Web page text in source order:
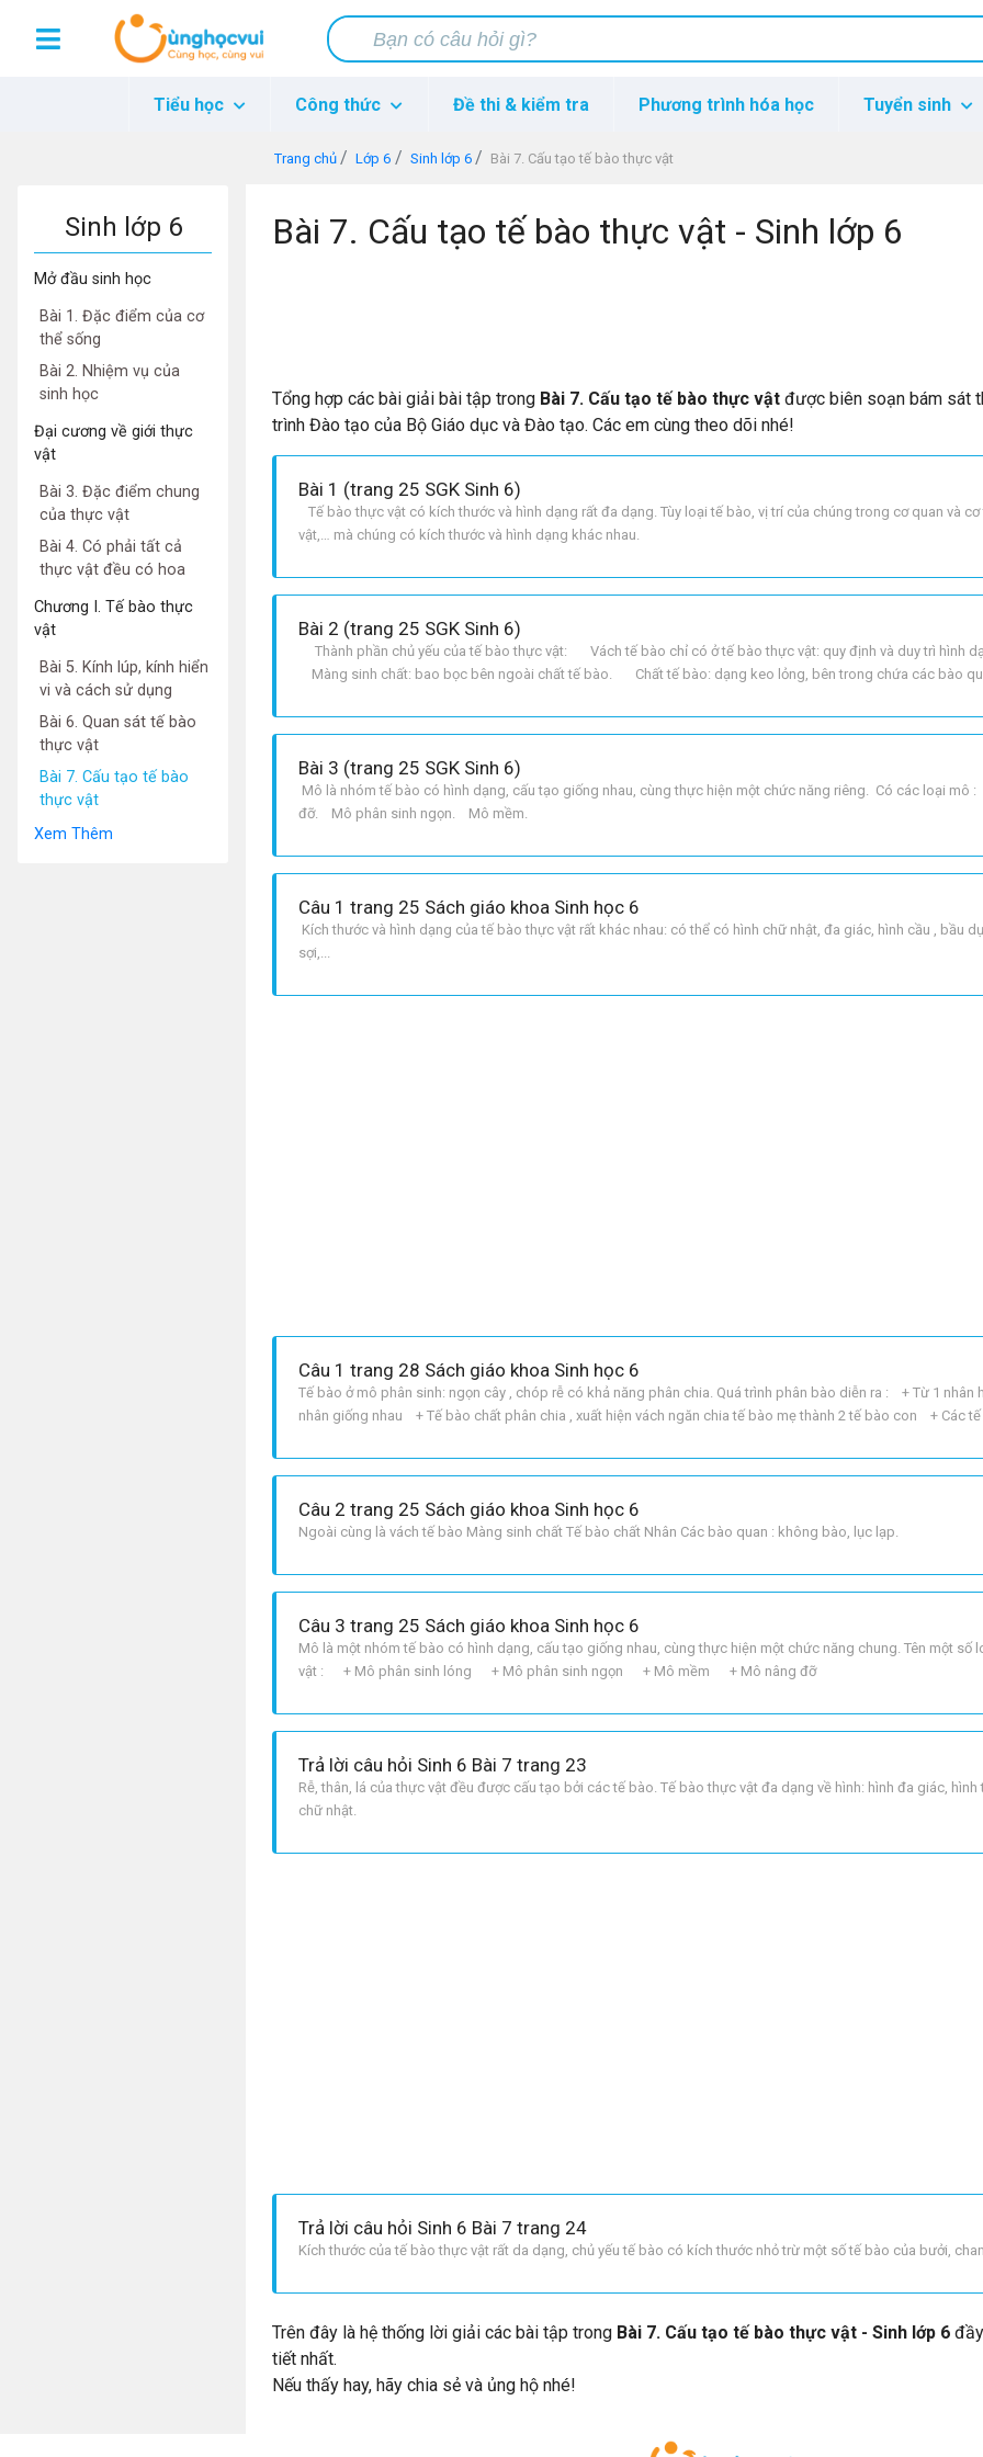
Tiểu học Công thức Đề thi & kiểm tra Phương trình hóa học Tuyển sinh
Trang chủ Lớp 6 Sinh lớp 6 Bài 7. Cấu tạo tế bào thực vật
Sinh lớp 6
Mở đầu sinh học
Bài 1. Đặc điểm của cơ
thể sống
Bài 2. Nhiệm vụ của
sinh học
Đại cương về giới thực
vật
Bài 3. Đặc điểm chung
của thực vật
Bài 4. Có phải tất cả
thực vật đều có hoa
Chương I. Tế bào thực
vật
Bài 5. Kính lúp, kính hiển
vi và cách sử dụng
Bài 6. Quan sát tế bào
thực vật
Bài 7. Cấu tạo tế bào
thực vật
Xem Thêm
Bài 7. Cấu tạo tế bào thực vật - Sinh lớp 6
Tổng hợp các bài giải bài tập trong Bài 7. Cấu tạo tế bào thực vật được biên soạn bám sát
trình Đào tạo của Bộ Giáo dục và Đào tạo. Các em cùng theo dõi nhé!
Bài 1 (trang 25 SGK Sinh 6)
Tế bào thực vật có kích thước và hình dạng rất đa dạng. Tùy loại tế bào, vị trí của chúng trong cơ quan và
vật,… mà chúng có kích thước và hình dạng khác nhau.
Bài 2 (trang 25 SGK Sinh 6)
Thành phần chủ yếu của tế bào thực vật: Vách tế bào chỉ có ở tế bào thực vật: quy định và duy trì hình
Màng sinh chất: bao bọc bên ngoài chất tế bào. Chất tế bào: dạng keo lỏng, bên trong chứa các bào
Bài 3 (trang 25 SGK Sinh 6)
Mô là nhóm tế bào có hình dạng, cấu tạo giống nhau, cùng thực hiện một chức năng riêng. Có các loại mô
đỡ. Mô phân sinh ngọn. Mô mềm.
Câu 1 trang 25 Sách giáo khoa Sinh học 6
Kích thước và hình dạng của tế bào thực vật rất khác nhau: có thể có hình chữ nhật, đa giác, hình cầu , bầu
sợi,...
Câu 1 trang 28 Sách giáo khoa Sinh học 6
Tế bào ở mô phân sinh: ngọn cây , chóp rễ có khả năng phân chia. Quá trình phân bào diễn ra : + Từ 1 nhân
nhân giống nhau + Tế bào chất phân chia , xuất hiện vách ngăn chia tế bào mẹ thành 2 tế bào con + Các
Câu 2 trang 25 Sách giáo khoa Sinh học 6
Ngoài cùng là vách tế bào Màng sinh chất Tế bào chất Nhân Các bào quan : không bào, lục lạp.
Câu 3 trang 25 Sách giáo khoa Sinh học 6
Mô là một nhóm tế bào có hình dạng, cấu tạo giống nhau, cùng thực hiện một chức năng chung. Tên một số
vật : + Mô phân sinh lóng + Mô phân sinh ngọn + Mô mềm + Mô nâng đỡ
Trả lời câu hỏi Sinh 6 Bài 7 trang 23
Rễ, thân, lá của thực vật đều được cấu tạo bởi các tế bào. Tế bào thực vật đa dạng về hình: hình đa giác, hình
chữ nhật.
Trả lời câu hỏi Sinh 6 Bài 7 trang 24
Kích thước của tế bào thực vật rất da dạng, chủ yếu tế bào có kích thước nhỏ trừ một số tế bào của bưởi,
Trên đây là hệ thống lời giải các bài tập trong Bài 7. Cấu tạo tế bào thực vật - Sinh lớp 6
tiết nhất.
Nếu thấy hay, hãy chia sẻ và ủng hộ nhé!